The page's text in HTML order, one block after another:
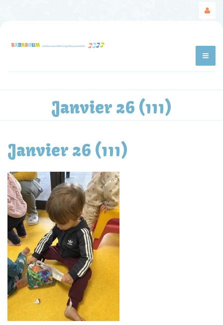
Janvier 26 (111)
Janvier 26 (111)